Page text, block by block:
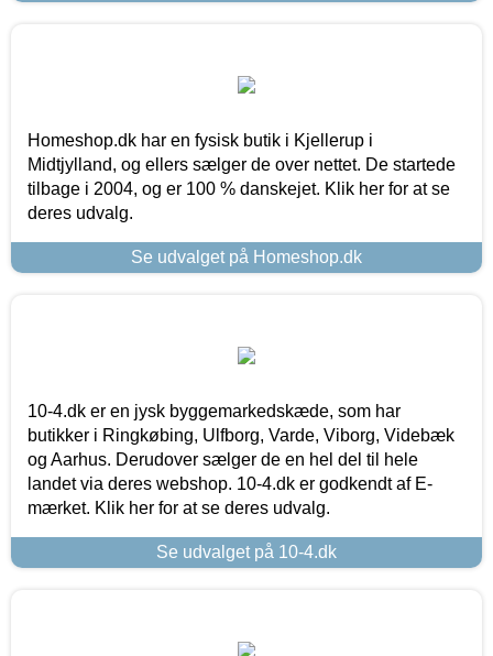
Homeshop.dk har en fysisk butik i Kjellerup i
Midtjylland, og ellers sælger de over nettet. De startede
tilbage i 2004, og er 100 % danskejet. Klik her for at se
deres udvalg.
Se udvalget på Homeshop.dk
10-4.dk er en jysk byggemarkedskæde, som har
butikker i Ringkøbing, Ulfborg, Varde, Viborg, Videbæk
og Aarhus. Derudover sælger de en hel del til hele
landet via deres webshop. 10-4.dk er godkendt af E-
mærket. Klik her for at se deres udvalg.
Se udvalget på 10-4.dk